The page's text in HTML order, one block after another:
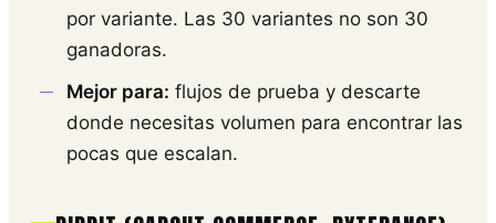
por variante. Las 30 variantes no son 30
ganadoras.
Mejor para: flujos de prueba y descarte
donde necesitas volumen para encontrar las
pocas que escalan.